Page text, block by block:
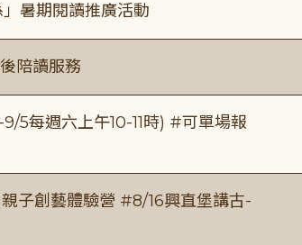
」暑期閱讀推廣活動
陪讀服務
5每週六上午10-11時) #可單場報
子創藝體驗營 #8/16興直堡講古-